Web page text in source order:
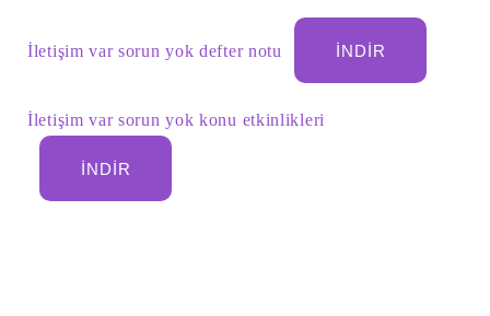
için
İletişim var sorun yok defter notu İNDIR
İletişim var sorun yok konu etkinlikleri
İNDIR